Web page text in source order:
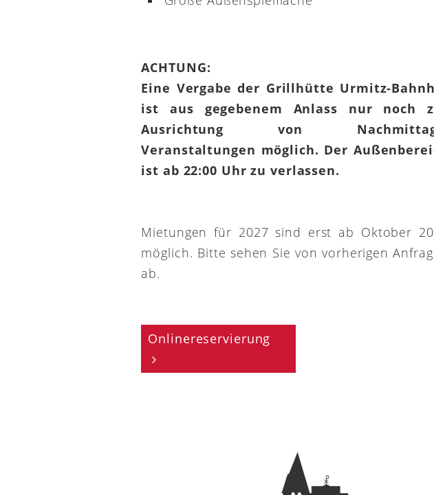
ACHTUNG:
Eine Vergabe der Grillhütte Urmitz-
ist aus gegebenem Anlass nur noch
Ausrichtung von
Veranstaltungen möglich. Der
ist ab 22:00 Uhr zu verlassen.
Mietungen für 2027 sind erst ab Oktober
möglich. Bitte sehen Sie von vorherigen
ab.
Onlinereservierung